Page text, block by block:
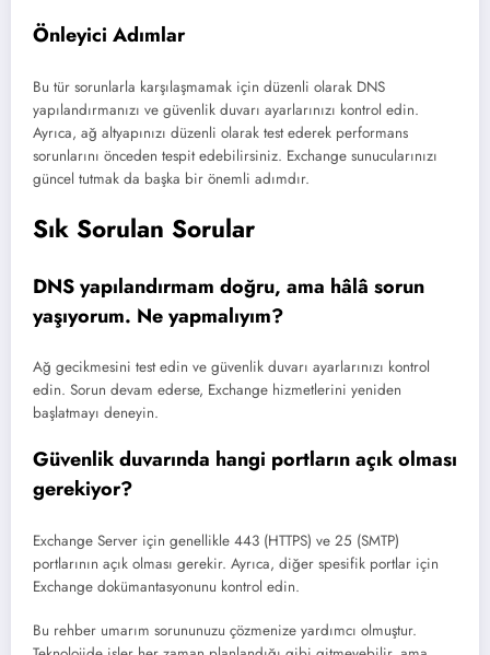
Önleyici Adımlar
Bu tür sorunlarla karşılaşmamak için düzenli olarak DNS
yapılandırmanızı ve güvenlik duvarı ayarlarınızı kontrol edin.
Ayrıca, ağ altyapınızı düzenli olarak test ederek performans
sorunlarını önceden tespit edebilirsiniz. Exchange sunucularınızı
güncel tutmak da başka bir önemli adımdır.
Sık Sorulan Sorular
DNS yapılandırmam doğru, ama hâlâ sorun
yaşıyorum. Ne yapmalıyım?
Ağ gecikmesini test edin ve güvenlik duvarı ayarlarınızı kontrol
edin. Sorun devam ederse, Exchange hizmetlerini yeniden
başlatmayı deneyin.
Güvenlik duvarında hangi portların açık olması
gerekiyor?
Exchange Server için genellikle 443 (HTTPS) ve 25 (SMTP)
portlarının açık olması gerekir. Ayrıca, diğer spesifik portlar için
Exchange dokümantasyonunu kontrol edin.
Bu rehber umarım sorununuzu çözmenize yardımcı olmuştur.